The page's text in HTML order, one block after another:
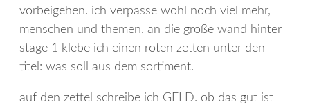
vorbeigehen. ich verpasse wohl noch viel mehr,
menschen und themen. an die große wand hinter
stage 1 klebe ich einen roten zetten unter den
titel: was soll aus dem sortiment.
auf den zettel schreibe ich GELD. ob das gut ist